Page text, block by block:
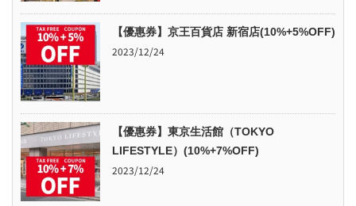
【優惠券】京王百貨店 新宿店(10%+5%OFF)
2023/12/24
【優惠券】東京生活館（TOKYO
LIFESTYLE）(10%+7%OFF)
2023/12/24